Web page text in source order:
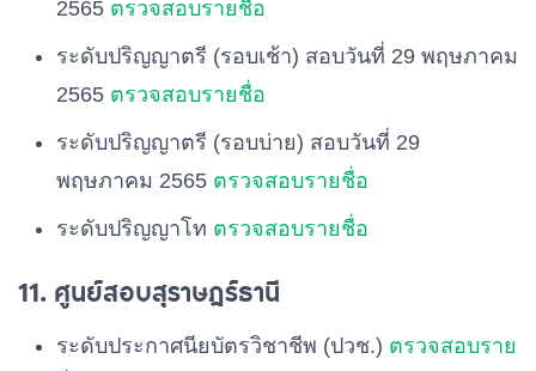
2565 ตรวจสอบรายชื่อ
ระดับปริญญาตรี (รอบเช้า) สอบวันที่ 29 พฤษภาคม
2565 ตรวจสอบรายชื่อ
ระดับปริญญาตรี (รอบบ่าย) สอบวันที่ 29
พฤษภาคม 2565 ตรวจสอบรายชื่อ
ระดับปริญญาโท ตรวจสอบรายชื่อ
11. ศูนย์สอบสุราษฎร์ธานี
ระดับประกาศนียบัตรวิชาชีพ (ปวช.) ตรวจสอบราย